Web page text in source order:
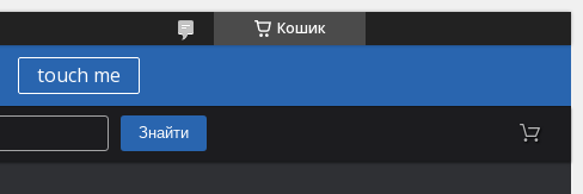
Кошик
touch me
Знайти